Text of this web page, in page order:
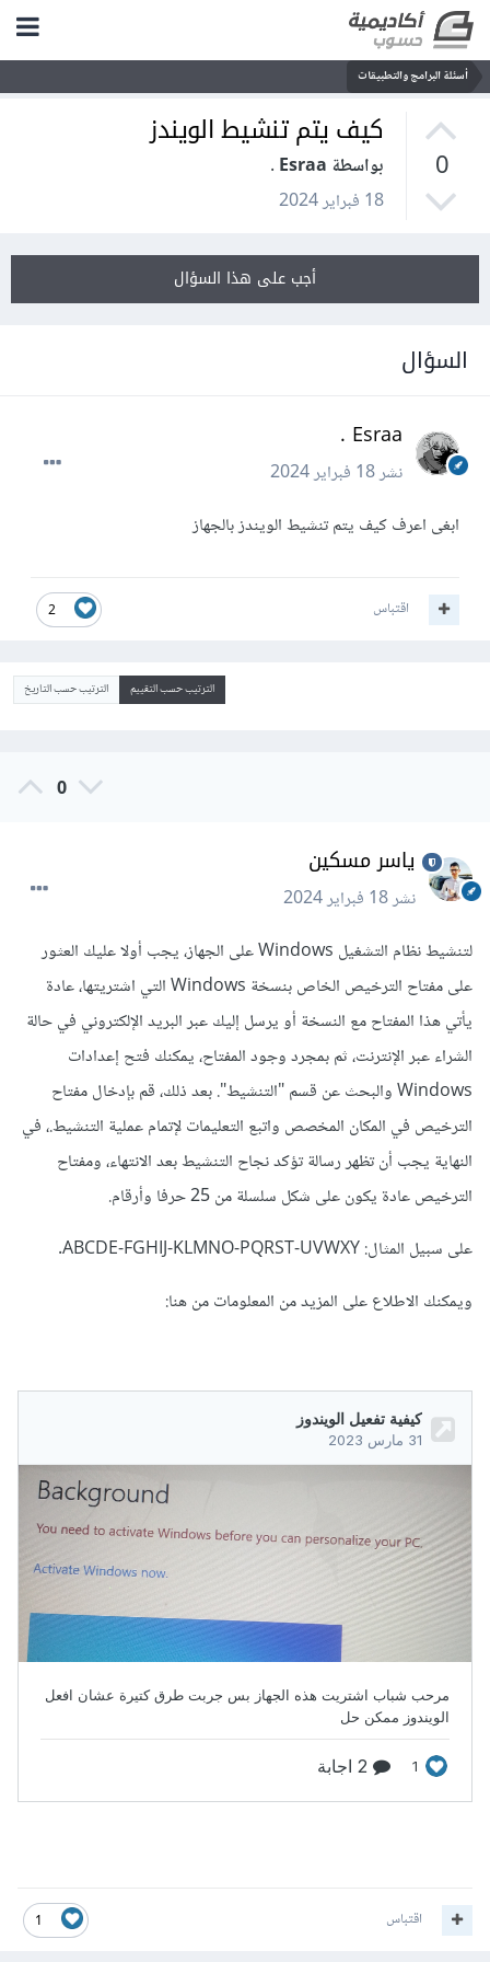
أسئلة البرامج والتطبيقات
0
كيف يتم تنشيط الويندز
بواسطة Esraa .
18 فبراير 2024
أجب على هذا السؤال
السؤال
Esraa .
نشر18 فبراير 2024
ابغى اعرف كيف يتم تنشيط الويندز بالجهاز
2 اقتباس
الترتيب حسب التقييم الترتيب حسب التاريخ
0
ياسر مسكين
نشر18 فبراير 2024
لتنشيط نظام التشغيل Windows على الجهاز، يجب أولا عليك العثور
على مفتاح الترخيص الخاص بنسخة Windows التي اشتريتها، عادة
يأتي هذا المفتاح مع النسخة أو يرسل إليك عبر البريد الإلكتروني في حالة
الشراء عبر الإنترنت، ثم بمجرد وجود المفتاح، يمكنك فتح إعدادات
Windows والبحث عن قسم "التنشيط". بعد ذلك، قم بإدخال مفتاح
الترخيص في المكان المخصص واتبع التعليمات لإتمام عملية التنشيط.، في
النهاية يجب أن تظهر رسالة تؤكد نجاح التنشيط بعد الانتهاء، ومفتاح
الترخيص عادة يكون على شكل سلسلة من 25 حرفا وأرقام.
على سبيل المثال: ABCDE-FGHIJ-KLMNO-PQRST-UVWXY.
ويمكنك الاطلاع على المزيد من المعلومات من هنا:
1 اقتباس